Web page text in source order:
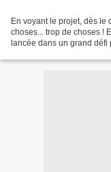
En voyant le projet, dès le
choses... trop de choses !
lancée dans un grand défi